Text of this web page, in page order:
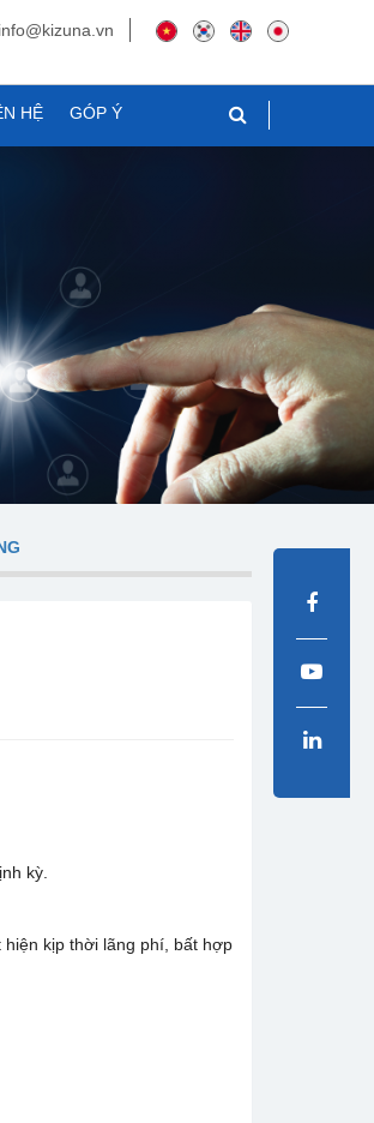
HỆ GÓP Ý
kỳ.
hiện kịp thời lãng phí, bất hợp